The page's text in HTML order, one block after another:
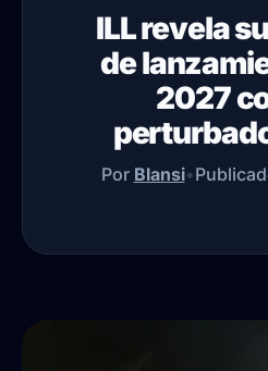
ILL revela
de
2027
Por Blansi•